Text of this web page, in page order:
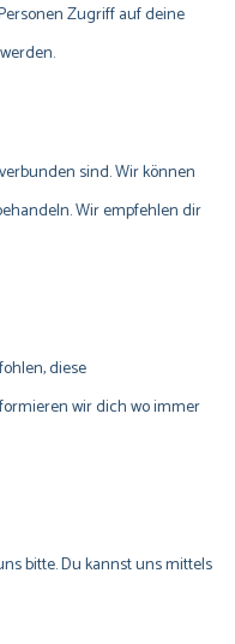
Zugriff auf deine
sind. Wir können
Wir empfehlen dir
diese
wir dich wo immer
bitte. Du kannst uns mittels